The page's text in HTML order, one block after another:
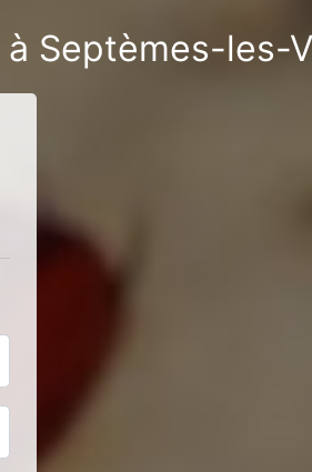
Septèmes-les-